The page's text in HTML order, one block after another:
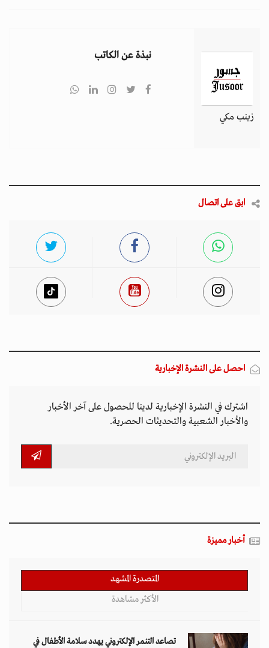
زينب مكي
نبذة عن الكاتب
ابق على اتصال
احصل على النشرة الإخبارية
اشترك في النشرة الإخبارية لدينا للحصول على آخر الأخبار
والأخبار الشعبية والتحديثات الحصرية.
أخبار مميزة
المتصدرة المشهد
الأكثر مشاهدة
تصاعد التنمر الإلكتروني يهدد سلامة الأطفال في